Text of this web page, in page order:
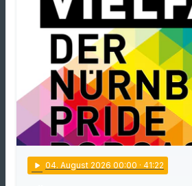
play_arrow 04. August 2026 00:00 · 41:22